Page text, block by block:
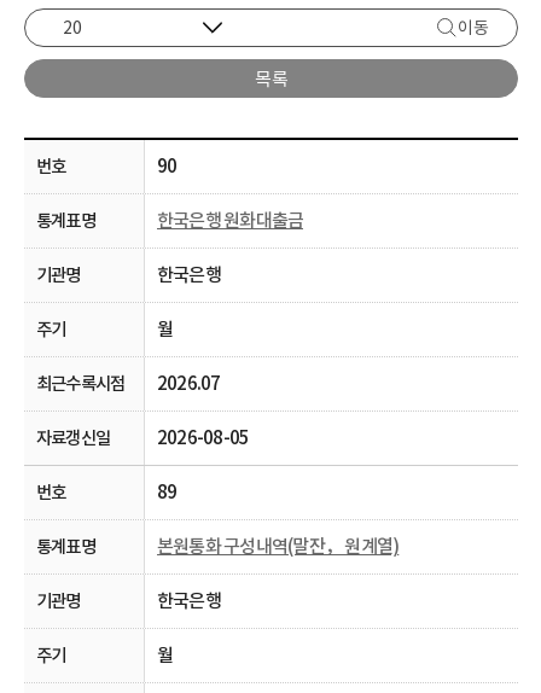
이동
목록
90
한국은행 원화대출금
한국은행
월
2026.07
2026-08-05
89
본원통화 구성내역(말잔， 원계열)
한국은행
월